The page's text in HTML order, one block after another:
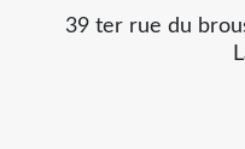
39 ter rue du